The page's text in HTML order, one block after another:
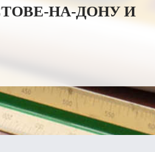
НА-ДОНУ И